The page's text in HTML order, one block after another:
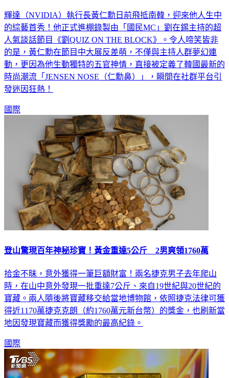
輝達（NVIDIA）執行長黃仁勳日前飛抵南韓，迎來他人生中
的綜藝首秀！他正式進棚錄製由「國民MC」劉在錫主持的超
人氣談話節目《劉QUIZ ON THE BLOCK》。令人啼笑皆非
的是，黃仁勳在節目中大展反差萌，不僅與主持人群夢幻連
動，更因為他生動獨特的五官神情，直接被定義了韓國最新的
時尚潮流「JENSEN NOSE（仁勳鼻）」，瞬間在社群平台引
發迷因狂熱！
國際
登山驚現百年神秘珍寶！黃金重達5公斤 2男爽領1760萬
拾金不昧，意外獲得一筆巨額財富！兩名捷克男子去年爬山
時，在山中意外發現一批重達7公斤、來自19世紀與20世紀的
寶藏。兩人隨後將寶藏移交給當地博物館，依照捷克法律可獲
得近1170萬捷克克朗（約1760萬元新台幣）的獎金，也刷新當
地因發現寶藏而獲得獎勵的最高紀錄。
國際